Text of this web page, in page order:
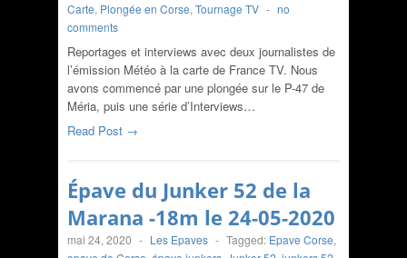
Carte, Plongée en Corse, Tournage TV - no
comments
Reportages et interviews avec deux journalistes de
l’émission Météo à la carte de France TV. Nous
avons commencé par une plongée sur le P-47 de
Méria, puis une série d’Interviews…
Read Post →
Épave du Junker 52 de la
Marana -18m le 24-05-2020
mai 24, 2020 - Les Epaves - Tagged: Epave Corse,